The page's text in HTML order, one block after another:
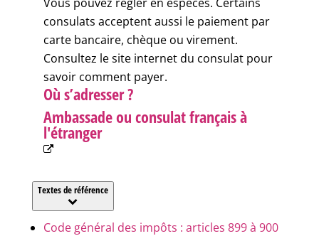
consulats acceptent aussi le paiement par
carte bancaire, chèque ou virement.
Consultez le site internet du consulat pour
savoir comment payer.
Où s’adresser ?
Ambassade ou consulat français à
l'étranger
Textes de référence
Code général des impôts : articles 899 à 900